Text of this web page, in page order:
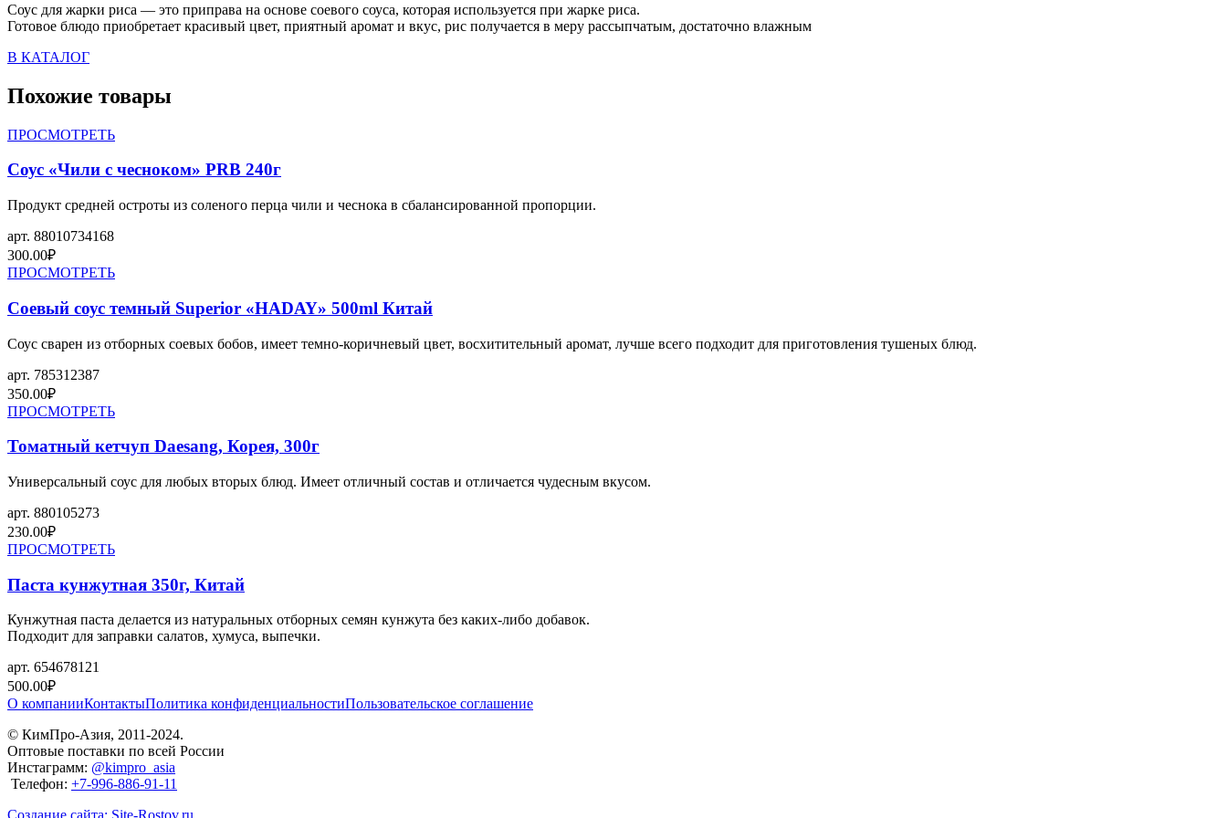
Соус для жарки риса — это приправа на основе соевого соуса, которая используется при жарке риса.
Готовое блюдо приобретает красивый цвет, приятный аромат и вкус, рис получается в меру рассыпчатым, достаточно влажным
В КАТАЛОГ
Похожие товары
ПРОСМОТРЕТЬ
Соус «Чили с чесноком» PRB 240г
Продукт средней остроты из соленого перца чили и чеснока в сбалансированной пропорции.
арт. 88010734168
300.00₽
ПРОСМОТРЕТЬ
Соевый соус темный Superior «HADAY» 500ml Китай
Соус сварен из отборных соевых бобов, имеет темно-коричневый цвет, восхитительный аромат, лучше всего подходит для приготовления тушеных блюд.
арт. 785312387
350.00₽
ПРОСМОТРЕТЬ
Томатный кетчуп Daesang, Корея, 300г
Универсальный соус для любых вторых блюд. Имеет отличный состав и отличается чудесным вкусом.
арт. 880105273
230.00₽
ПРОСМОТРЕТЬ
Паста кунжутная 350г, Китай
Кунжутная паста делается из натуральных отборных семян кунжута без каких-либо добавок.
Подходит для заправки салатов, хумуса, выпечки.
арт. 654678121
500.00₽
О компанииКонтактыПолитика конфиденциальностиПользовательское соглашение
© КимПро-Азия, 2011-2024.
Оптовые поставки по всей России
Инстаграмм: @kimpro_asia
Телефон: +7-996-886-91-11